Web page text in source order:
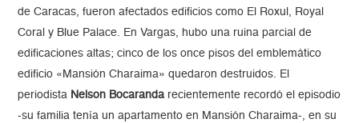
de Caracas, fueron afectados edificios como El Roxul, Royal
Coral y Blue Palace. En Vargas, hubo una ruina parcial de
edificaciones altas; cinco de los once pisos del emblemático
edificio «Mansión Charaima» quedaron destruidos. El
periodista Nelson Bocaranda recientemente recordó el episodio
-su familia tenía un apartamento en Mansión Charaima-, en su